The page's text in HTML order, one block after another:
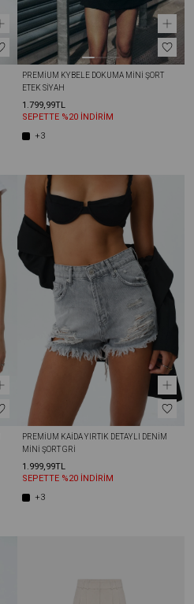
PREMIUM KYBELE DOKUMA MINI ŞORT
ETEK SIYAH
1.799,99TL
SEPETTE %20 İNDİRİM
+3
PREMIUM KAIDA YIRTIK DETAYLI DENIM
MINI ŞORT GRI
1.999,99TL
SEPETTE %20 İNDİRİM
+3